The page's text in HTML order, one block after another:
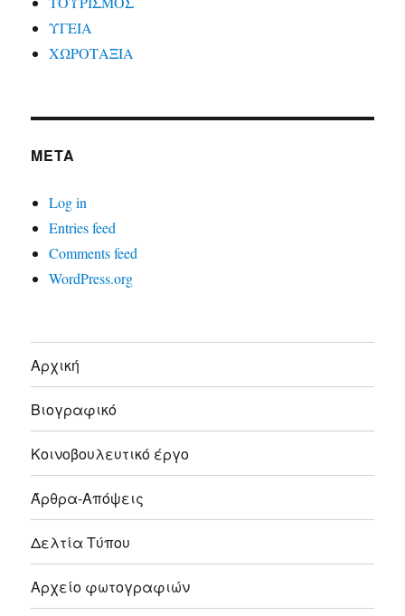
ΥΓΕΙΑ
ΧΩΡΟΤΑΞΙΑ
META
Log in
Entries feed
Comments feed
WordPress.org
Αρχική
Βιογραφικό
Κοινοβουλευτικό έργο
Άρθρα-Απόψεις
Δελτία Τύπου
Αρχείο φωτογραφιών